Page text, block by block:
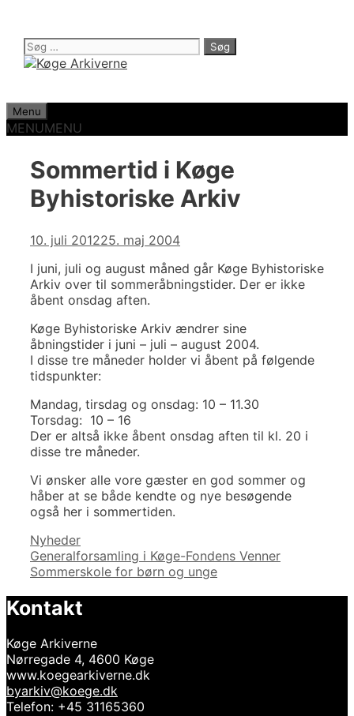
indhold
Søg
efter:
Menu
MENUMENU
Sommertid i Køge
Byhistoriske Arkiv
10. juli 201225. maj 2004
I juni, juli og august måned går Køge Byhistoriske
Arkiv over til sommeråbningstider. Der er ikke
åbent onsdag aften.
Køge Byhistoriske Arkiv ændrer sine
åbningstider i juni – juli – august 2004.
I disse tre måneder holder vi åbent på følgende
tidspunkter:
Mandag, tirsdag og onsdag: 10 – 11.30
Torsdag: 10 – 16
Der er altså ikke åbent onsdag aften til kl. 20 i
disse tre måneder.
Vi ønsker alle vore gæster en god sommer og
håber at se både kendte og nye besøgende
også her i sommertiden.
Kategorier
Nyheder
Indlægsnavigation
Generalforsamling i Køge-Fondens Venner
Sommerskole for børn og unge
Kontakt
Køge Arkiverne
Nørregade 4, 4600 Køge
www.koegearkiverne.dk
byarkiv@koege.dk
Telefon: +45 31165360